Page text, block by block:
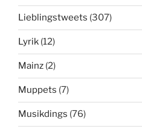
Lieblingstweets (307)
Lyrik (12)
Mainz (2)
Muppets (7)
Musikdings (76)